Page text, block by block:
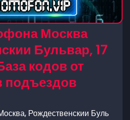
Москва
Бульвар, 17
кодов от
Рождественскии Буль